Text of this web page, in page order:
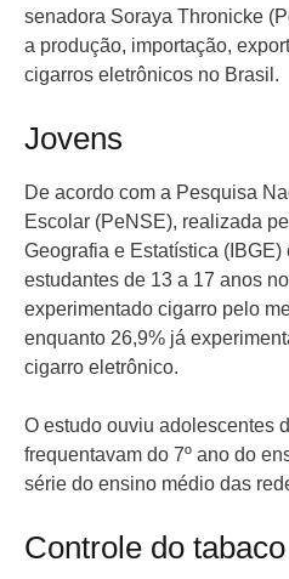
senadora Soraya Thronicke
a produção, importação,
cigarros eletrônicos no Brasil.
Jovens
De acordo com a Pesquisa
Escolar (PeNSE), realizada
Geografia e Estatística (IBGE)
estudantes de 13 a 17 anos
experimentado cigarro pelo
enquanto 26,9% já
cigarro eletrônico.
O estudo ouviu adolescentes
frequentavam do 7º ano do
série do ensino médio das
Controle do tabaco